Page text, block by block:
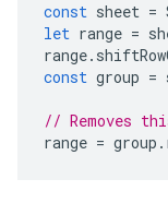
const sheet =
let range =
range.
const group =
// Removes
range = group .